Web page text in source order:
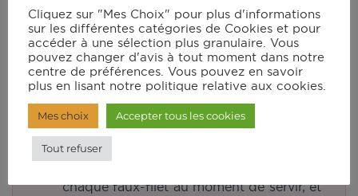
de préchauffage cesse de clignoter (et
que le bip sonore retentit), mettez les
faux-filet préalablement légèrement salés
et poivrés sur le grill et fermez le
couvercle. Faire cuire jusqu'au niveau de
cuisson souhaité selon vos goûts:
saignant - à point - bien cuit.
Déposez 2 càc de beurre à l'estragon sur
chaque faux-filet au moment de servir, et
Cliquez sur "Mes Choix" pour plus d'informations
sur les différentes catégories de Cookies et pour
accéder à une sélection plus granulaire. Vous
pouvez changer d'avis à tout moment dans notre
centre de préférences. Vous pouvez en savoir
plus en lisant notre politique relative aux cookies.
Mes choix Accepter tous les cookies
Tout refuser